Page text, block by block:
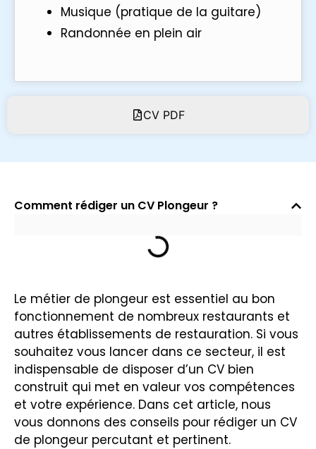
CV PDF
Musique (pratique de la guitare)
Randonnée en plein air
Comment rédiger un CV Plongeur ?
Le métier de plongeur est essentiel au bon
fonctionnement de nombreux restaurants et
autres établissements de restauration. Si vous
souhaitez vous lancer dans ce secteur, il est
indispensable de disposer d’un CV bien
construit qui met en valeur vos compétences
et votre expérience. Dans cet article, nous
vous donnons des conseils pour rédiger un CV
de plongeur percutant et pertinent.